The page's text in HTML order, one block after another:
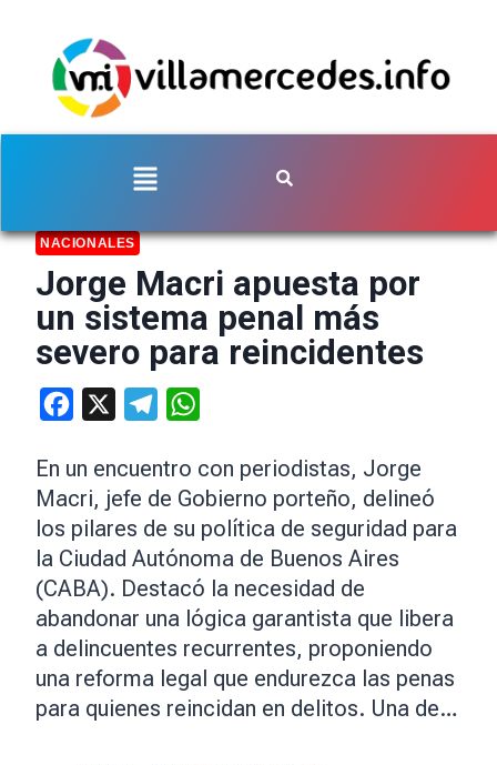
NACIONALES
Jorge Macri apuesta por
un sistema penal más
severo para reincidentes
Facebook Telegram
En un encuentro con periodistas, Jorge
Macri, jefe de Gobierno porteño, delineó
los pilares de su política de seguridad para
la Ciudad Autónoma de Buenos Aires
(CABA). Destacó la necesidad de
abandonar una lógica garantista que libera
a delincuentes recurrentes, proponiendo
una reforma legal que endurezca las penas
para quienes reincidan en delitos. Una de…